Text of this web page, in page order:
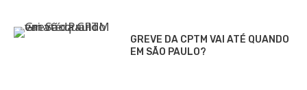
GREVE DA CPTM VAI ATÉ QUANDO
EM SÃO PAULO?